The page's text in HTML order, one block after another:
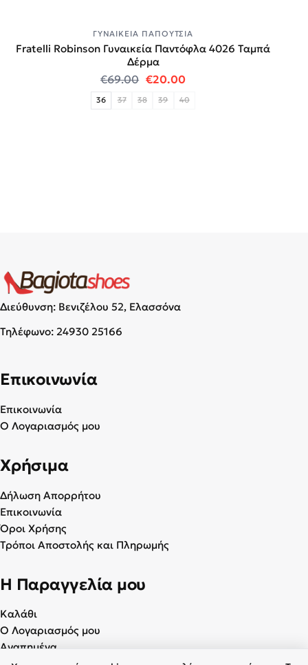
ΓΥΝΑΙΚΕΊΑ ΠΑΠΟΎΤΣΙΑ
Fratelli Robinson Γυναικεία Παντόφλα 4026 Ταμπά
Δέρμα
€69.00 Original price was: €69.00.
€20.00Η τρέχουσα τιμή
36 37 38 39 40
Διεύθυνση: Βενιζέλου 52, Ελασσόνα
Τηλέφωνο: 24930 25166
Επικοινωνία
Επικοινωνία
Ο Λογαριασμός μου
Χρήσιμα
Δήλωση Απορρήτου
Επικοινωνία
Όροι Χρήσης
Τρόποι Αποστολής και Πληρωμής
Η Παραγγελία μου
Καλάθι
Ο Λογαριασμός μου
Αγαπημένα